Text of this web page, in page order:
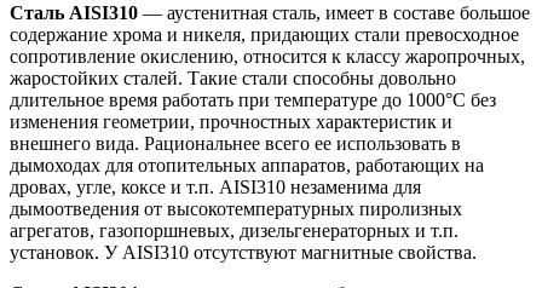
Сталь AISI310 — аустенитная сталь, имеет в составе большое
содержание хрома и никеля, придающих стали превосходное
сопротивление окислению, относится к классу жаропрочных,
жаростойких сталей. Такие стали способны довольно
длительное время работать при температуре до 1000°С без
изменения геометрии, прочностных характеристик и
внешнего вида. Рациональнее всего ее использовать в
дымоходах для отопительных аппаратов, работающих на
дровах, угле, коксе и т.п. AISI310 незаменима для
дымоотведения от высокотемпературных пиролизных
агрегатов, газопоршневых, дизельгенераторных и т.п.
установок. У AISI310 отсутствуют магнитные свойства.